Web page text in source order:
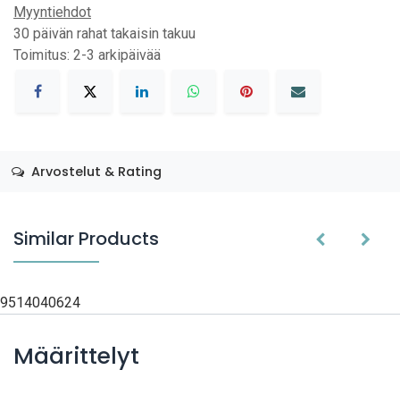
Myyntiehdot
30 päivän rahat takaisin takuu
Toimitus: 2-3 arkipäivää
Arvostelut & Rating
Similar Products
9514040624
Määrittelyt